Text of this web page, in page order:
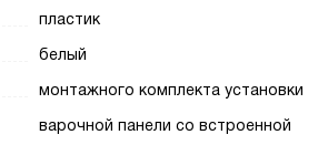
пластик
белый
монтажного комплекта установки
варочной панели со встроенной